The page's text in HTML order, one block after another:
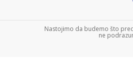
Nastojimo da budemo što
ne